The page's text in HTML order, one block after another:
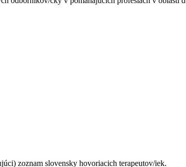
zoznam slovensky hovoriacich terapeutov/iek.